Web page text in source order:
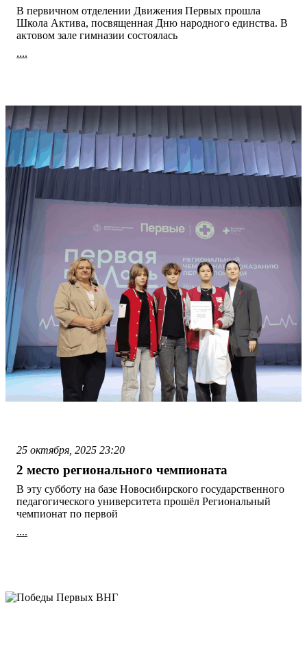
В первичном отделении Движения Первых прошла
Школа Актива, посвященная Дню народного единства. В
актовом зале гимназии состоялась
....
25 октября, 2025 23:20
2 место регионального чемпионата
В эту субботу на базе Новосибирского государственного
педагогического университета прошёл Региональный
чемпионат по первой
....